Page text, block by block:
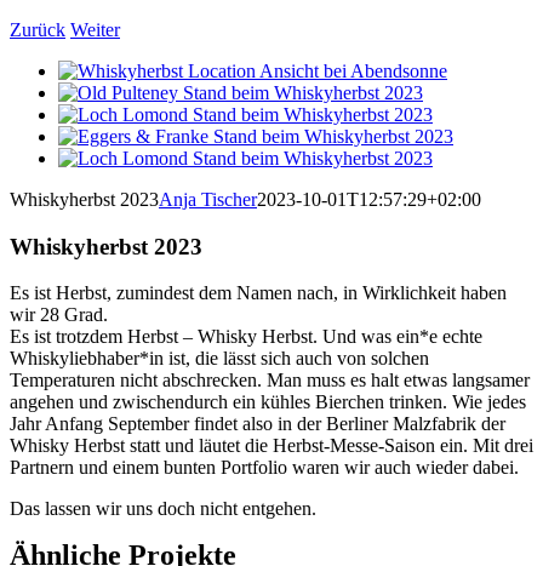
Zurück Weiter
View
Larger
Image
View
Larger
Image
View
Larger
Image
View
Larger
View
Image
Whiskyherbst 2023Anja Tischer2023-10-01T12:57:29+02:00
Whiskyherbst 2023
Es ist Herbst, zumindest dem Namen nach, in Wirklichkeit haben
wir 28 Grad.
Es ist trotzdem Herbst – Whisky Herbst. Und was ein*e echte
Whiskyliebhaber*in ist, die lässt sich auch von solchen
Temperaturen nicht abschrecken. Man muss es halt etwas langsamer
angehen und zwischendurch ein kühles Bierchen trinken. Wie jedes
Jahr Anfang September findet also in der Berliner Malzfabrik der
Whisky Herbst statt und läutet die Herbst-Messe-Saison ein. Mit drei
Partnern und einem bunten Portfolio waren wir auch wieder dabei.
Das lassen wir uns doch nicht entgehen.
Ähnliche Projekte